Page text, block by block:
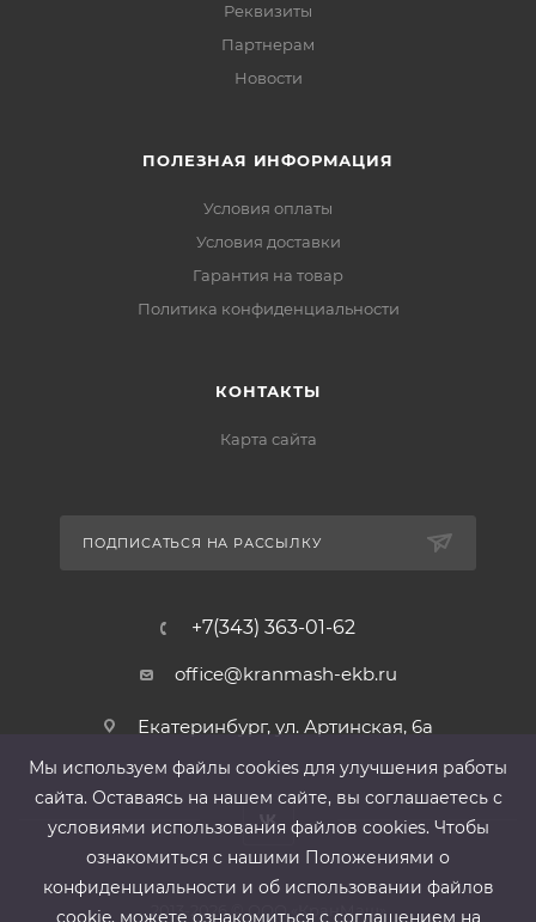
Реквизиты
Партнерам
Новости
ПОЛЕЗНАЯ ИНФОРМАЦИЯ
Условия оплаты
Условия доставки
Гарантия на товар
Политика конфиденциальности
КОНТАКТЫ
Карта сайта
ПОДПИСАТЬСЯ НА РАССЫЛКУ
+7(343) 363-01-62
office@kranmash-ekb.ru
Екатеринбург, ул. Артинская, 6а
2013-2026 ©ООО «КранМаш»
Мы используем файлы cооkies для улучшения работы
сайта. Оставаясь на нашем сайте, вы соглашаетесь с
условиями использования файлов cооkies. Чтобы
ознакомиться с нашими Положениями о
конфиденциальности и об использовании файлов
cookie, можете ознакомиться с соглашением на